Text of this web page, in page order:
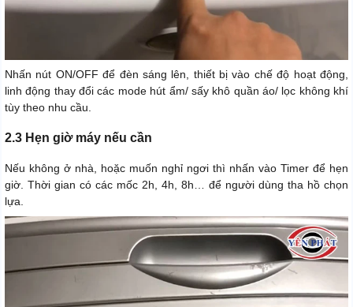
Nhấn nút ON/OFF để đèn sáng lên, thiết bị vào chế độ hoạt động,
linh động thay đổi các mode hút ẩm/ sấy khô quần áo/ lọc không khí
tùy theo nhu cầu.
2.3 Hẹn giờ máy nếu cần
Nếu không ở nhà, hoặc muốn nghỉ ngơi thì nhấn vào Timer để hẹn
giờ. Thời gian có các mốc 2h, 4h, 8h… để người dùng tha hồ chọn
lựa.